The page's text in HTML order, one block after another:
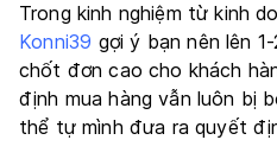
Trong kinh nghiệm từ kinh
Konni39 gợi ý bạn nên lên
chốt đơn cao cho khách
định mua hàng vẫn luôn bị
thể tự mình đưa ra quyết